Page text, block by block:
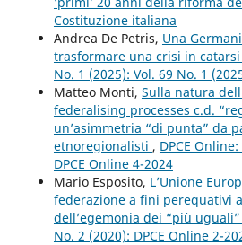
Costituzione italiana
Andrea De Petris, Una
trasformare una crisi in catarsi
No. 1 (2025): Vol. 69 No. 1
Matteo Monti, Sulla natura
federalising processes c.d.
un’asimmetria “di punta” da
etnoregionalisti , DPCE
DPCE Online 4-2024
Mario Esposito, L’Unione
federazione a fini perequativi
dell’egemonia dei “più uguali”
No. 2 (2020): DPCE Online 2-